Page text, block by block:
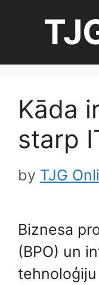
Kāda
starp
by TJG
Biznesa
(BPO) un
tehnoloģiju